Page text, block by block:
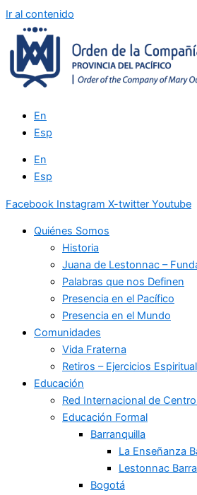
Ir al contenido
En
Esp
En
Esp
Facebook Instagram X-twitter Youtube
Quiénes Somos
Historia
Juana de Lestonnac –
Palabras que nos Definen
Presencia en el Pacífico
Presencia en el Mundo
Comunidades
Vida Fraterna
Retiros – Ejercicios
Educación
Red Internacional de
Educación Formal
Barranquilla
La Enseñanza
Lestonnac
Bogotá